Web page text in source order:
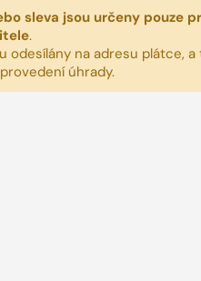
sleva jsou určeny pouze
.
odesílány na adresu plátce,
úhrady.